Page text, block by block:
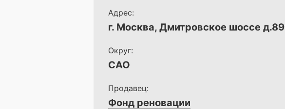
Адрес:
г. Москва, Дмитровское шоссе д.89
Округ:
САО
Продавец:
Фонд реновации